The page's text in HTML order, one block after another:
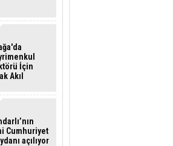
İçin
Akıl
Cumhuriyet
açılıyor